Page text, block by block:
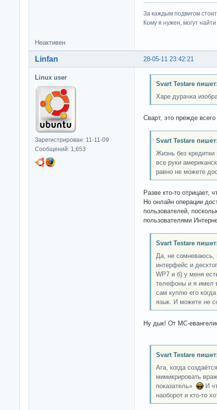
За каждым подвигом
Кому я нужен, могут
Неактивен
28-05-11 23:42:21
Linfan
Linux user
Зарегистрирован: 11-11-09
Сообщений: 1,653
Svart Testare
Харе дурачка
Сварт, это прежде
Svart Testare
Жизнь без
все руки
равно не можете
Разве кто-то отрицает,
Но онлайн операции
пользователей,
пользователями
Svart Testare
Да, не сомневаюсь,
интерфейс и
WP7 и б) у меня
телефоны и я имел
сам куплю его
язык. И можете не
Ну дык! От МС-
Svart Testare
Ага, когда
мимикрировать
показатель»
И
наоборот и кто-то